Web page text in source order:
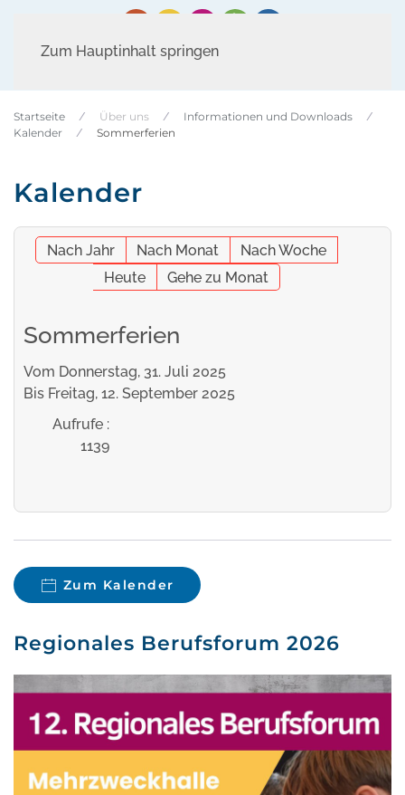
Zum Hauptinhalt springen
Startseite Über uns
Informationen und Downloads
Kalender
Sommerferien
Kalender
Nach Jahr Nach Monat
Nach Woche
Heute
Gehe zu Monat
Sommerferien
Vom Donnerstag, 31. Juli 2025
Bis Freitag, 12. September 2025
Aufrufe :
1139
Zum Kalender
Regionales Berufsforum 2026